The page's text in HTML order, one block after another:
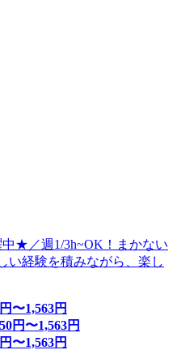
★／週1/3h~OK！まかない
い経験を積みながら、楽し
円〜1,563円
円〜1,563円
円〜1,563円